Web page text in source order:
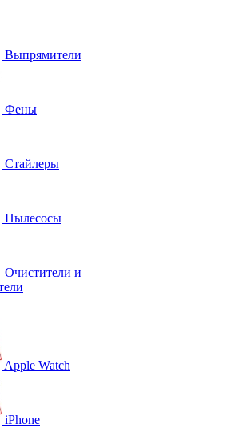
Выпрямители
Фены
Стайлеры
Пылесосы
Очистители и
Apple Watch
iPhone